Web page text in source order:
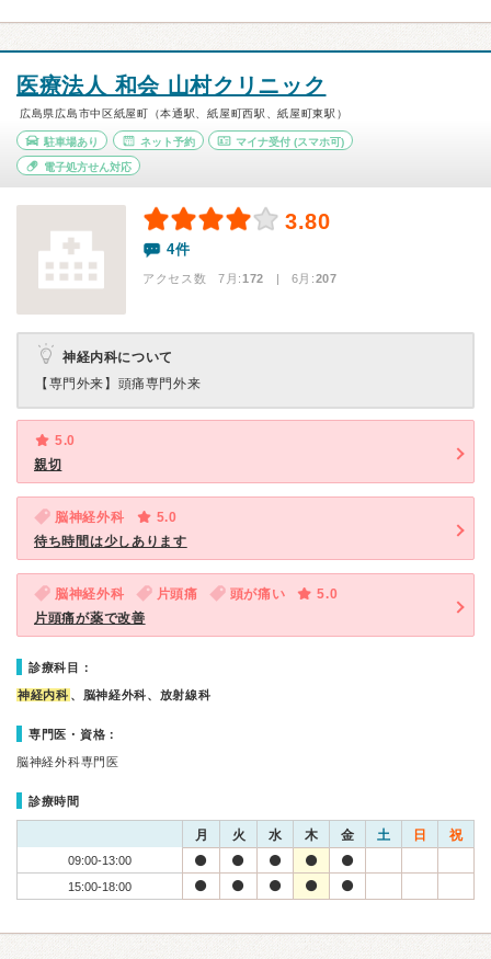
医療法人 和会 山村クリニック
広島県広島市中区紙屋町（本通駅、紙屋町西駅、紙屋町東駅）
駐車場あり ネット予約 マイナ受付 (スマホ可)
電子処方せん対応
3.80
4件
アクセス数 7月:172 | 6月:207
神経内科について
【専門外来】 頭痛専門外来
5.0
親切
脳神経外科
5.0
待ち時間は少しあります
脳神経外科 片頭痛 頭が痛い
5.0
片頭痛が薬で改善
診療科目：
神経内科 、脳神経外科、放射線科
専門医・資格：
脳神経外科専門医
診療時間
月 火 水 木 金 土 日 祝
09:00-13:00
15:00-18:00